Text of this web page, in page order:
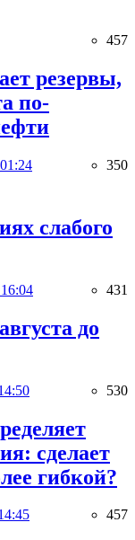
457
резервы,
по-
350
слабого
431
до
530
сделает
гибкой?
457